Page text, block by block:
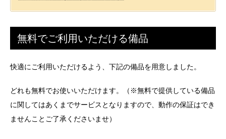
無料でご利用いただける備品
快適にご利用いただけるよう、下記の備品を用意しました。
どれも無料でお使いいただけます。（※無料で提供している備品
に関してはあくまでサービスとなりますので、動作の保証はでき
ませんことご了承くださいませ）